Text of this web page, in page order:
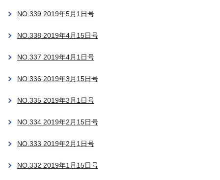
NO.339 2019年5月1日号
NO.338 2019年4月15日号
NO.337 2019年4月1日号
NO.336 2019年3月15日号
NO.335 2019年3月1日号
NO.334 2019年2月15日号
NO.333 2019年2月1日号
NO.332 2019年1月15日号